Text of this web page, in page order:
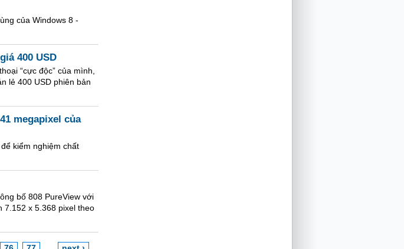
của Windows 8 -
400 USD
“cực độc” của mình,
lẻ 400 USD phiên bản
megapixel của
kiểm nghiệm chất
bố 808 PureView với
7.152 x 5.368 pixel theo